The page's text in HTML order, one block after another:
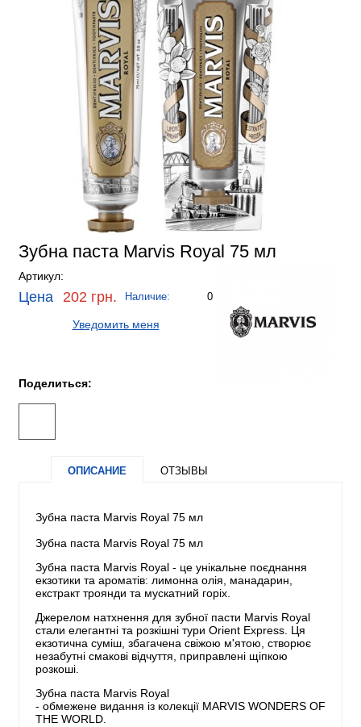
Зубна паста Marvis Royal 75 мл
Артикул:
Цена 202 грн. Наличие: 0
Уведомить меня
Поделиться:
ОПИСАНИЕ ОТЗЫВЫ
Зубна паста Marvis Royal 75 мл
Зубна паста Marvis Royal 75 мл
Зубна паста Marvis Royal - це унікальне поєднання
екзотики та ароматів: лимонна олія, манадарин,
екстракт троянди та мускатний горіх.
Джерелом натхнення для зубної пасти Marvis Royal
стали елегантні та розкішні тури Orient Express. Ця
екзотична суміш, збагачена свіжою м'ятою, створює
незабутні смакові відчуття, приправлені щіпкою
розкоші.
Зубна паста Marvis Royal
- обмежене видання із колекції MARVIS WONDERS OF
THE WORLD.